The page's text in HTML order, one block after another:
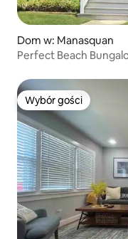
Dom w: Manasquan
Perfect Beach
Wybór gości
Wybór gości